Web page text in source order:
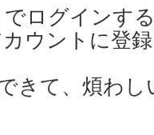
でログインす
カウントに登
きて、煩わ